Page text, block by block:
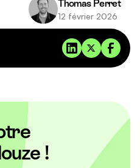
récupérer votreThomas Perret
12 février 2026
!